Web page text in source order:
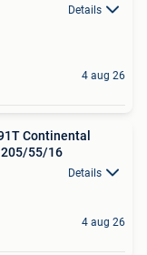
Details
4 aug 26
Continental
205/55/16
Details
4 aug 26